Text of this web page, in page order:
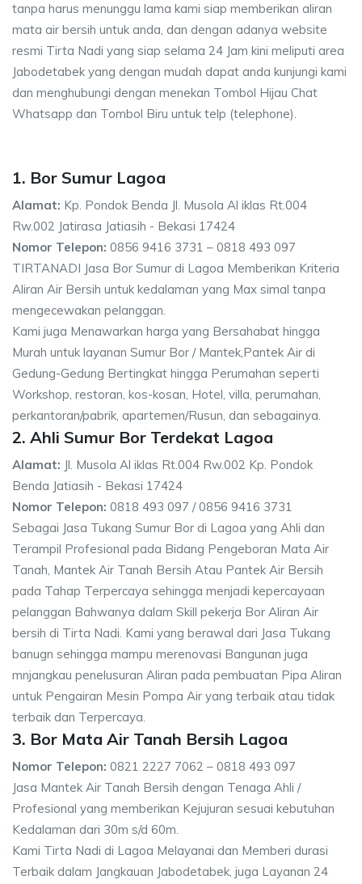
tanpa harus menunggu lama kami siap memberikan aliran
mata air bersih untuk anda, dan dengan adanya website
resmi Tirta Nadi yang siap selama 24 Jam kini meliputi area
Jabodetabek yang dengan mudah dapat anda kunjungi kami
dan menghubungi dengan menekan Tombol Hijau Chat
Whatsapp dan Tombol Biru untuk telp (telephone).
1. Bor Sumur Lagoa
Alamat: Kp. Pondok Benda Jl. Musola Al iklas Rt.004
Rw.002 Jatirasa Jatiasih - Bekasi 17424
Nomor Telepon: 0856 9416 3731 – 0818 493 097
TIRTANADI Jasa Bor Sumur di Lagoa Memberikan Kriteria
Aliran Air Bersih untuk kedalaman yang Max simal tanpa
mengecewakan pelanggan.
Kami juga Menawarkan harga yang Bersahabat hingga
Murah untuk layanan Sumur Bor / Mantek,Pantek Air di
Gedung-Gedung Bertingkat hingga Perumahan seperti
Workshop, restoran, kos-kosan, Hotel, villa, perumahan,
perkantoran/pabrik, apartemen/Rusun, dan sebagainya.
2. Ahli Sumur Bor Terdekat Lagoa
Alamat: Jl. Musola Al iklas Rt.004 Rw.002 Kp. Pondok
Benda Jatiasih - Bekasi 17424
Nomor Telepon: 0818 493 097 / 0856 9416 3731
Sebagai Jasa Tukang Sumur Bor di Lagoa yang Ahli dan
Terampil Profesional pada Bidang Pengeboran Mata Air
Tanah, Mantek Air Tanah Bersih Atau Pantek Air Bersih
pada Tahap Terpercaya sehingga menjadi kepercayaan
pelanggan Bahwanya dalam Skill pekerja Bor Aliran Air
bersih di Tirta Nadi. Kami yang berawal dari Jasa Tukang
banugn sehingga mampu merenovasi Bangunan juga
mnjangkau penelusuran Aliran pada pembuatan Pipa Aliran
untuk Pengairan Mesin Pompa Air yang terbaik atau tidak
terbaik dan Terpercaya.
3. Bor Mata Air Tanah Bersih Lagoa
Nomor Telepon: 0821 2227 7062 – 0818 493 097
Jasa Mantek Air Tanah Bersih dengan Tenaga Ahli /
Profesional yang memberikan Kejujuran sesuai kebutuhan
Kedalaman dari 30m s/d 60m.
Kami Tirta Nadi di Lagoa Melayanai dan Memberi durasi
Terbaik dalam Jangkauan Jabodetabek, juga Layanan 24